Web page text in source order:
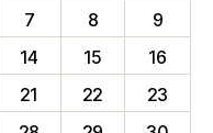
7 8
9
14 15
16
21 22
23